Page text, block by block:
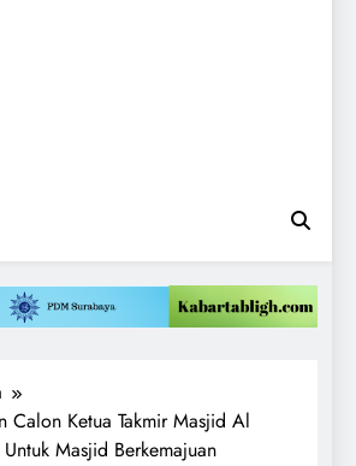
| Mencerahkan
Calon Ketua Takmir Masjid Al
Untuk Masjid Berkemajuan